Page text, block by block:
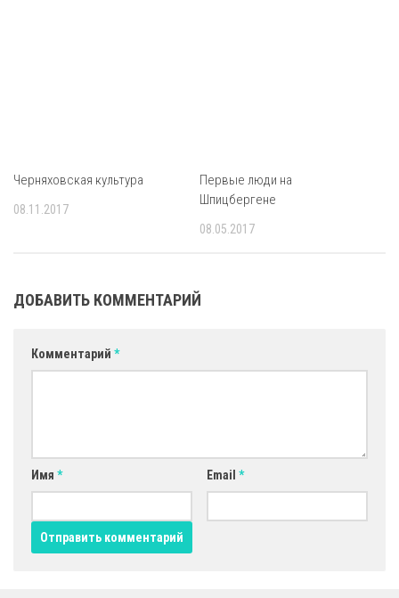
Черняховская культура
08.11.2017
Первые люди на
Шпицбергене
08.05.2017
ДОБАВИТЬ КОММЕНТАРИЙ
Комментарий *
Имя * Email *